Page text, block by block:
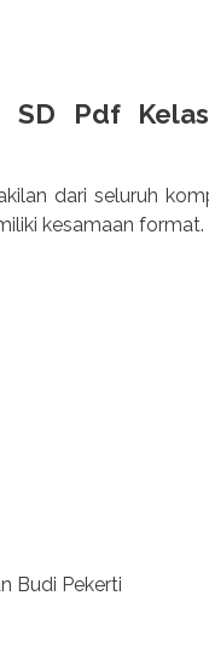
SD Pdf
dari seluruh
kesamaan format.
Budi Pekerti